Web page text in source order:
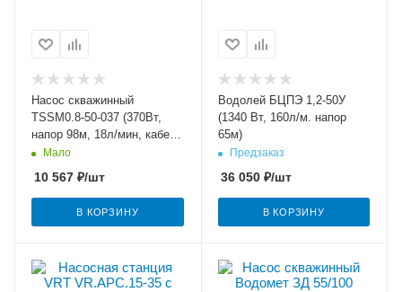
Насос скважинный
TSSM0.8-50-037 (370Вт,
напор 98м, 18л/мин, кабель
10м)Мало
10 567 ₽/шт
В КОРЗИНУ
Водолей БЦПЭ 1,2-50У
(1340 Вт, 160л/м. напор
65м)
Предзаказ
36 050₽/шт
В КОРЗИНУ